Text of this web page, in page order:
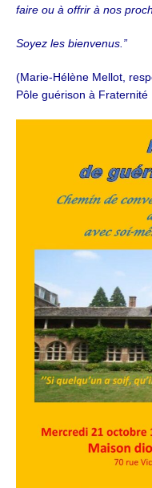
faire ou à offrir à nos
Soyez les bienvenus.”
(Marie-Hélène Mellot,
Pôle guérison à Fraternité